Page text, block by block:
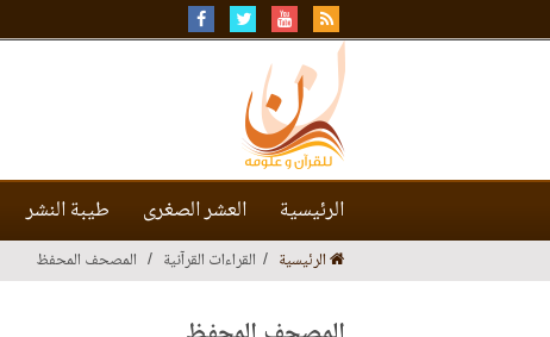
الرئيسية العشر الصغرى طيبة النشر
الرئيسية القراءات القرآنية المصحف المحفظ